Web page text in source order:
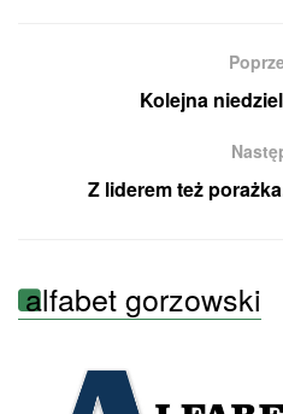
Kolejna
Z liderem też
alfabet gorzowski